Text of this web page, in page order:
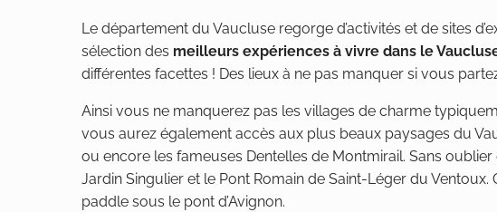
Le département du Vaucluse regorge d’activités et de sites
sélection des meilleurs expériences à vivre dans le
différentes facettes ! Des lieux à ne pas manquer si vous
Ainsi vous ne manquerez pas les villages de charme
vous aurez également accès aux plus beaux paysages du
ou encore les fameuses Dentelles de Montmirail. Sans
Jardin Singulier et le Pont Romain de Saint-Léger du
paddle sous le pont d’Avignon.